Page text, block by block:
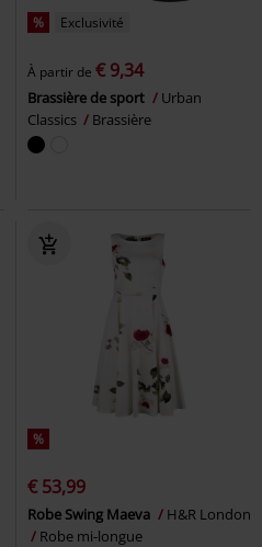
% Exclusivité
À partir de € 9,34
Brassière de sport
Urban
Classics
Brassière
%
€ 53,99
Robe Swing Maeva
H&R London
Robe mi-longue